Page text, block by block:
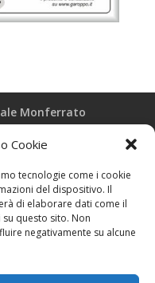
Cookie
tecnologie come i cookie
del dispositivo. Il
di elaborare dati come il
questo sito. Non
negativamente su alcune
Monferrato
Piemonte
local web -
cloud